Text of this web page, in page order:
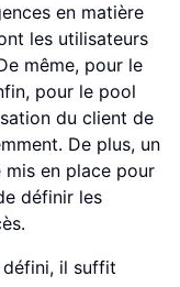
en matière
les utilisateurs
même, pour le
pour le pool
du client de
De plus, un
en place pour
définir les
il suffit